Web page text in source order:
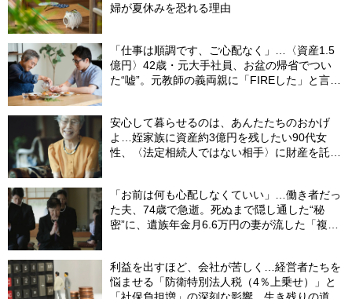
婦が夏休みを恐れる理由
「仕事は順調です、ご心配なく」…〈資産1.5
億円〉42歳・元大手社員、お盆の帰省でつい
た“嘘”。元教師の義両親に「FIREした」と言え
安心して暮らせるのは、あんたたちのおかげ
よ…姪家族に資産約3億円を残したい90代女
性、〈法定相続人ではない相手〉に財産を託せ
「お前は何も心配しなくていい」…働き者だっ
た夫、74歳で急逝。死ぬまで隠し通した“秘
密”に、遺族年金月6.6万円の妻が流した「複雑
利益を出すほど、会社が苦しく…経営者たちを
悩ませる「防衛特別法人税（4％上乗せ）」と